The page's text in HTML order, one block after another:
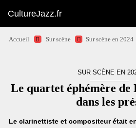
CultureJazz.fr
Accueil Sur scène Sur scène en 2024
SUR SCÈNE EN
Le quartet éphémère de
dans les
Le clarinettiste et compositeur était